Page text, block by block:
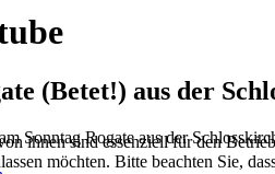
(Betet!) aus der
Sonntag Rogate aus der
ihnen sind essenziell für den
möchten. Bitte beachten Sie,